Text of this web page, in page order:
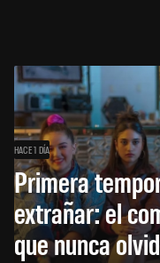
HACE 1 DÍA
Primera
extrañar: el
que nunca